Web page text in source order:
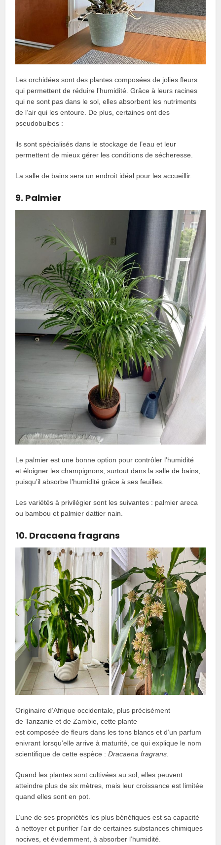
Les orchidées sont des plantes composées de jolies fleurs
qui permettent de réduire l’humidité. Grâce à leurs racines
qui ne sont pas dans le sol, elles absorbent les nutriments
de l’air qui les entoure. De plus, certaines ont des
pseudobulbes :
ils sont spécialisés dans le stockage de l’eau et leur
permettent de mieux gérer les conditions de sécheresse.
La salle de bains sera un endroit idéal pour les accueillir.
9. Palmier
Le palmier est une bonne option pour contrôler l’humidité
et éloigner les champignons, surtout dans la salle de bains,
puisqu’il absorbe l’humidité grâce à ses feuilles.
Les variétés à privilégier sont les suivantes : palmier areca
ou bambou et palmier dattier nain.
10. Dracaena fragrans
Originaire d’Afrique occidentale, plus précisément
de Tanzanie et de Zambie, cette plante
est composée de fleurs dans les tons blancs et d’un parfum
enivrant lorsqu’elle arrive à maturité, ce qui explique le nom
scientifique de cette espèce :Dracaena fragrans.
Quand les plantes sont cultivées au sol, elles peuvent
atteindre plus de six mètres, mais leur croissance est limitée
quand elles sont en pot.
L’une de ses propriétés les plus bénéfiques est sa capacité
à nettoyer et purifier l’air de certaines substances chimiques
nocives, et évidemment, à absorber l’humidité.